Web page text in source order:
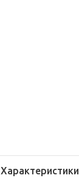
Характеристики